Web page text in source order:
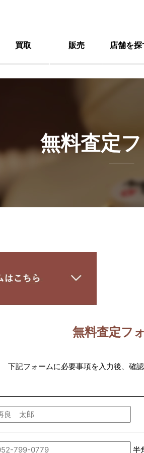
買取 販売 店舗を探
無料査定
無料査定フ
下記フォームに必要事項を入力後、確
半